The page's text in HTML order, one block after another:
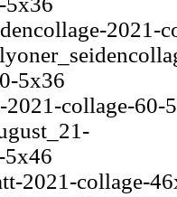
2021-
2021-collage-60-
2021-collage-